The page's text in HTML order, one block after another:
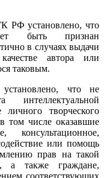
РФ установлено, что
быть признан
в случаях выдачи
автора или
таковым.
что не
интеллектуальной
творческого
в том числе оказавшие
или помощь
прав на такой
а также граждане,
соответствующих